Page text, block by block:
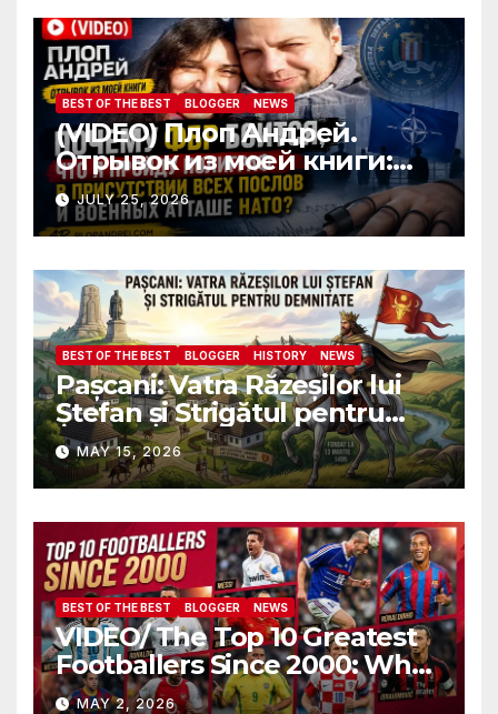
attaches?
BEST OF THE BEST BLOGGER NEWS
(VIDEO) Плоп Андрей.
Отрывок из моей книги:
Почему ФБР боится, что я
пройду полиграф в
присутствии всех послов и
военных атташе НАТО?
JULY 25, 2026
BEST OF THE BEST BLOGGER HISTORY NEWS
Pașcani: Vatra Răzeșilor lui
Ștefan și Strigătul pentru
Demnitate în Fața
Amalgamării
MAY 15, 2026
BEST OF THE BEST BLOGGER NEWS
VIDEO/ The Top 10 Greatest
Footballers Since 2000: Who
Is Number One
MAY 2, 2026